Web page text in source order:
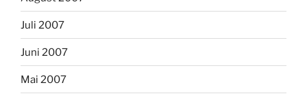
Juli 2007
Juni 2007
Mai 2007